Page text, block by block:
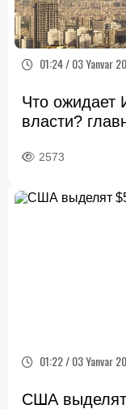
01:24 / 03 Yanvar
Что ожидает
власти?
2573
01:22 / 03 Yanvar
США